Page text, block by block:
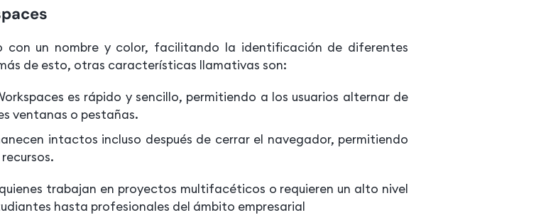
con un nombre y color, facilitando la identificación de diferentes
de esto, otras características llamativas son:
es rápido y sencillo, permitiendo a los usuarios alternar de
ventanas o pestañas.
intactos incluso después de cerrar el navegador, permitiendo
trabajan en proyectos multifacéticos o requieren un alto nivel
hasta profesionales del ámbito empresarial